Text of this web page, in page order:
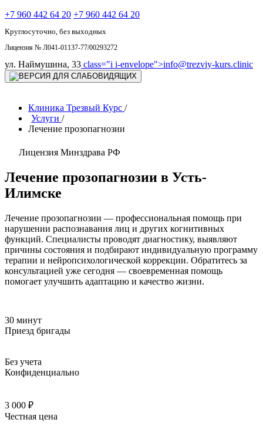
+7 960 442 64 20 +7 960 442 64 20
Круглосуточно, без выходных
Лицензия № Л041-01137-77/00293272
ул. Наймушина, 33 class="i i-envelope">info@trezviy-kurs.clinic
Клиника Трезвый Курс /
Услуги /
Лечение прозопагнозии
Лицензия Минздрава РФ
Лечение прозопагнозии в Усть-
Илимске
Лечение прозопагнозии — профессиональная помощь при
нарушении распознавания лиц и других когнитивных
функций. Специалисты проводят диагностику, выявляют
причины состояния и подбирают индивидуальную программу
терапии и нейропсихологической коррекции. Обратитесь за
консультацией уже сегодня — своевременная помощь
помогает улучшить адаптацию и качество жизни.
30 минут
Приезд бригады
Без учета
Конфиденциально
3 000 ₽
Честная цена